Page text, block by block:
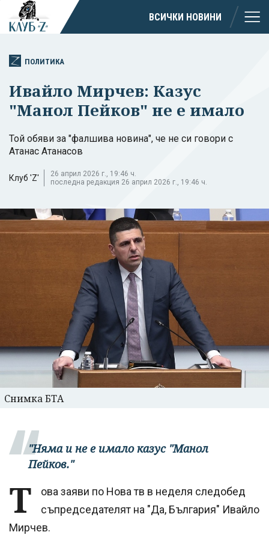
ВСИЧКИ НОВИНИ
ПОЛИТИКА
Ивайло Мирчев: Казус
"Манол Пейков" не е имало
Той обяви за "фалшива новина", че не си говори с
Атанас Атанасов
Клуб 'Z'
26 април 2026 г., 19:46 ч.
последна редакция 26 април 2026 г., 19:46 ч.
Снимка БТА
"Няма и не е имало казус "Манол
Пейков."
Т
ова заяви по Нова тв в неделя следобед
съпредседателят на "Да, България" Ивайло
Мирчев.